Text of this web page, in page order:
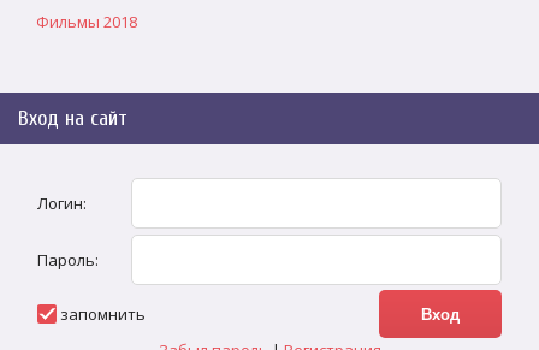
Фильмы 2018
Вход на сайт
Логин:
Пароль:
запомнить